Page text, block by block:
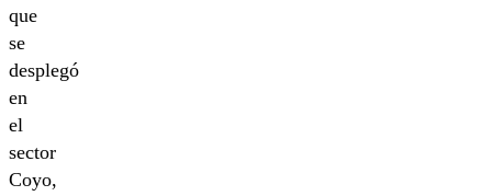
que
se
desplegó
en
el
sector
Coyo,